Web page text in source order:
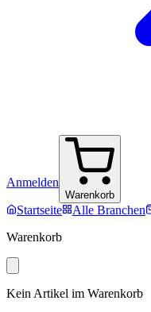
Anmelden
Warenkorb
Startseite Alle Branchen
Warenkorb
Kein Artikel im Warenkorb